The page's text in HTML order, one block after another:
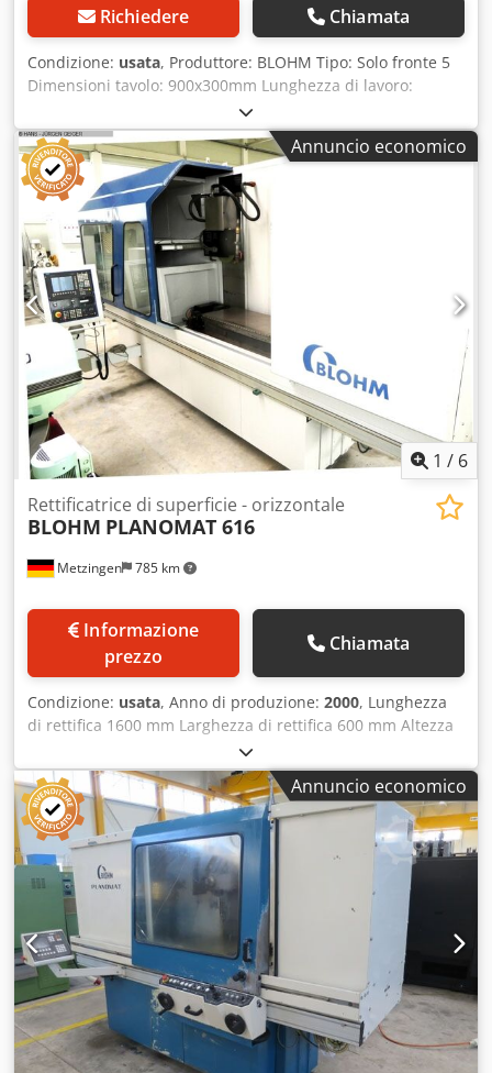
Richiedere Chiamata
Condizione: usata, Produttore: BLOHM Tipo: Solo fronte 5
Dimensioni tavolo: 900x300mm Lunghezza di lavoro:
600x300mm Cjdpfx Aovtyxujf Eerf Senza tavolo magnetico!
Annuncio economico
1 / 6
Metzingen 785 km
Rettificatrice di superficie - orizzontale
BLOHM PLANOMAT 616
prezzo
Chiamata
Condizione: usata, Anno di produzione: 2000, Lunghezza
di rettifica 1600 mm Larghezza di rettifica 600 mm Altezza
del pezzo 500 mm Potenza totale richiesta 50 kW OFFERTA
Possiamo offrirti informazioni non vincolanti su stock,
errori e vendite precedenti riservato, offerta: B L O H M
Rettificatrice di precisione per superfici controllata da CNC
Tipo PLANOMAT 616 con controllo SIEMENS 840 D Anno di
fabbricazione 2000 Fabbrica – N. 14 67x _____ _____ Area di
rettifica 1.600 x 600 mm (!) Dimensioni del tavolo 2.000 x
600 Altezza di lavoro sotto la mola abrasiva ca. 150-500
millimetri Massimo spostamento longitudinale del tavolo X
1.700 mm Massimo movimento verticale della slitta
superiore Y 550 mm Massimo movimento trasversale della
slitta superiore Z 560 mm Peso massimo del pezzo. circa
800 chili Crjdpfx Afjt Hxcbj Eef Velocità tavola = asse X 30 –
30.000 mm/min. Avanzamento trasversale minimo = asse Z
Annuncio economico